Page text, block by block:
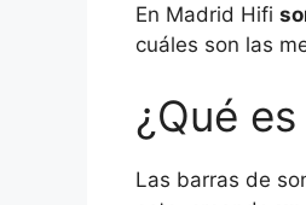
En Madrid Hifi
cuáles son las
¿Qué
Las barras de